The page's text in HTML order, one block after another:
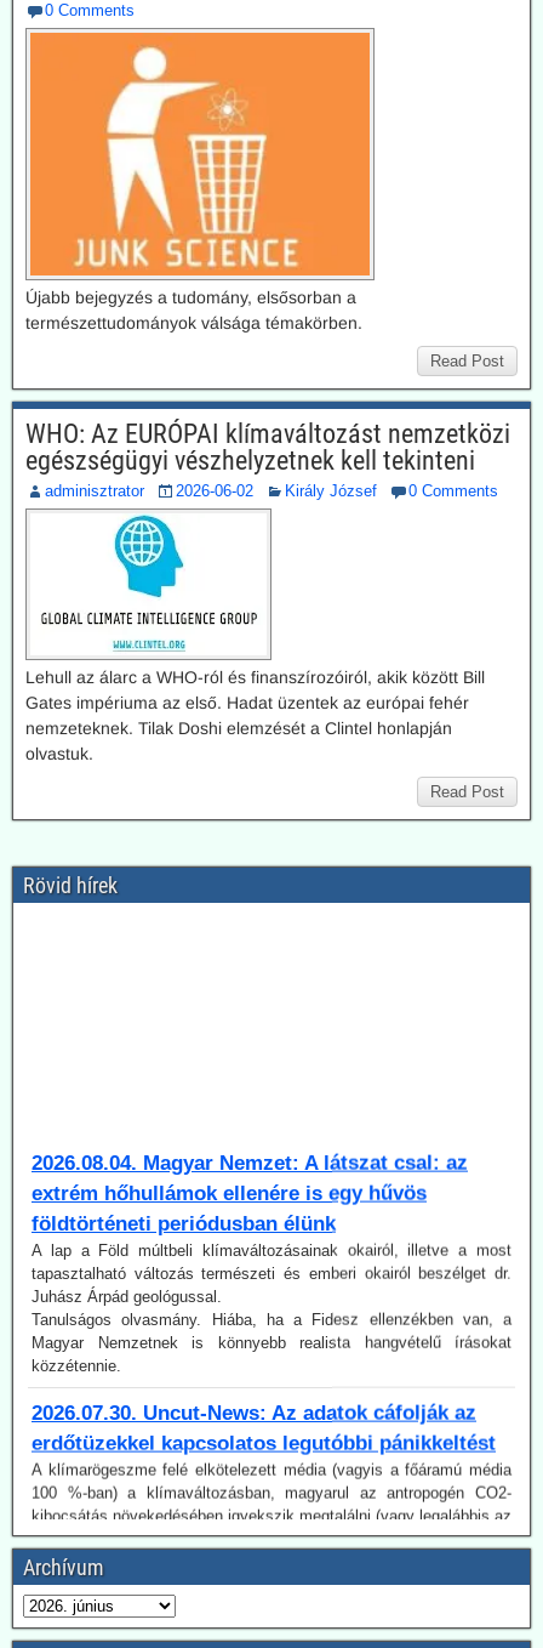
0 Comments
Újabb bejegyzés a tudomány, elsősorban a
természettudományok válsága témakörben.
Read Post
WHO: Az EURÓPAI klímaváltozást nemzetközi
egészségügyi vészhelyzetnek kell tekinteni
adminisztrator 2026-06-02 Király József 0 Comments
Lehull az álarc a WHO-ról és finanszírozóiról, akik között Bill
Gates impériuma az első. Hadat üzentek az európai fehér
nemzeteknek. Tilak Doshi elemzését a Clintel honlapján
olvastuk.
Read Post
Rövid hírek
földtörténeti periódusban élünk
A lap a Föld múltbeli klímaváltozásainak okairól, illetve a most
tapasztalható változás természeti és emberi okairól beszélget dr.
Juhász Árpád geológussal.
Tanulságos olvasmány. Hiába, ha a Fidesz ellenzékben van, a
Magyar Nemzetnek is könnyebb realista hangvételű írásokat
közzétennie.
2026.07.30. Uncut-News: Az adatok cáfolják az
erdőtüzekkel kapcsolatos legutóbbi pánikkeltést
A klímarögeszme felé elkötelezett média (vagyis a főáramú média
100 %-ban) a klímaváltozásban, magyarul az antropogén CO2-
kibocsátás növekedésében igyekszik megtalálni (vagy legalábbis az
olvasókkal elhitetni) az erdőtüzek okát. Így van ez az idén is, mint a
korábbi években. A gépezet figyelmen kívül hagyja úgy az emberi
mint a hatósági ideológiavezérelt hozzáállást, amit több
bejegyzésünkben tematizáltunk. De még így is van egy probléma:
Az idén jóval alacsonyabb a tűzesetek száma világszerte, mint a
regisztrálás 2003-as kezdete óta.
Archívum